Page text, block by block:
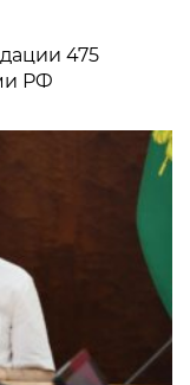
475
РФ